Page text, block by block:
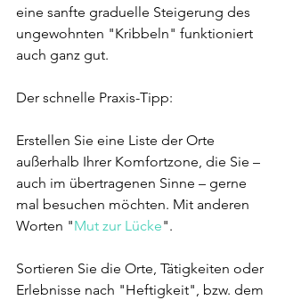
eine sanfte graduelle Steigerung des
ungewohnten "Kribbeln" funktioniert
auch ganz gut.
Der schnelle Praxis-Tipp:
Erstellen Sie eine Liste der Orte
außerhalb Ihrer Komfortzone, die Sie –
auch im übertragenen Sinne – gerne
mal besuchen möchten. Mit anderen
Worten "Mut zur Lücke".
Sortieren Sie die Orte, Tätigkeiten oder
Erlebnisse nach "Heftigkeit", bzw. dem